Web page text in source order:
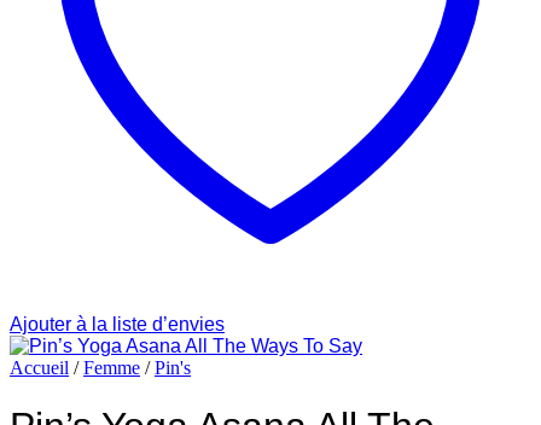
Ajouter à la liste d’envies
Accueil / Femme / Pin's